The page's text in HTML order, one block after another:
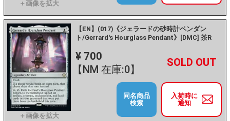
【EN】(017)《ジェラードの砂時計ペンダン
ト/Gerrard's Hourglass Pendant》[DMC] 茶R
¥ 700
【NM 在庫:0】
－ +
入荷時に
通知
同名商品
検索